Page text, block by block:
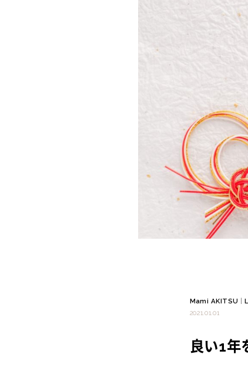
Mami AKITSU
2021.01.01
良い1年